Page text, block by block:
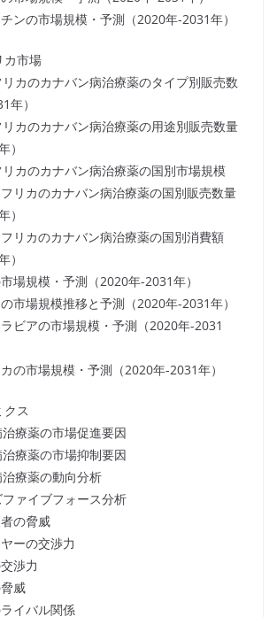
ンの市場規模・予測（2020年-2031年）
カ市場
カのカナバン病治療薬のタイプ別販売数
年）
カのカナバン病治療薬の用途別販売数量
）
カのカナバン病治療薬の国別市場規模
リカのカナバン病治療薬の国別販売数量
）
リカのカナバン病治療薬の国別消費額
）
場規模・予測（2020年-2031年）
市場規模推移と予測（2020年-2031年）
ビアの市場規模・予測（2020年-2031
の市場規模・予測（2020年-2031年）
クス
療薬の市場促進要因
療薬の市場抑制要因
療薬の動向分析
ァイブフォース分析
の脅威
ーの交渉力
渉力
威
イバル関係